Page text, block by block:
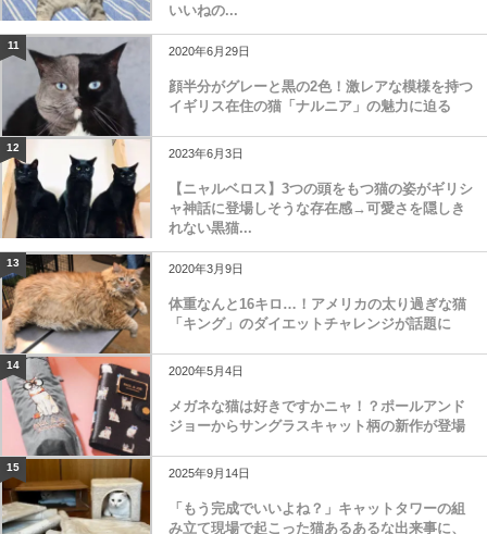
いいねの...
11 2020年6月29日
顔半分がグレーと黒の2色！激レアな模様を持つ
イギリス在住の猫「ナルニア」の魅力に迫る
12 2023年6月3日
【ニャルベロス】3つの頭をもつ猫の姿がギリシ
ャ神話に登場しそうな存在感→可愛さを隠しき
れない黒猫...
13 2020年3月9日
体重なんと16キロ…！アメリカの太り過ぎな猫
「キング」のダイエットチャレンジが話題に
14 2020年5月4日
メガネな猫は好きですかニャ！？ポールアンド
ジョーからサングラスキャット柄の新作が登場
15 2025年9月14日
「もう完成でいいよね？」キャットタワーの組
み立て現場で起こった猫あるあるな出来事に、